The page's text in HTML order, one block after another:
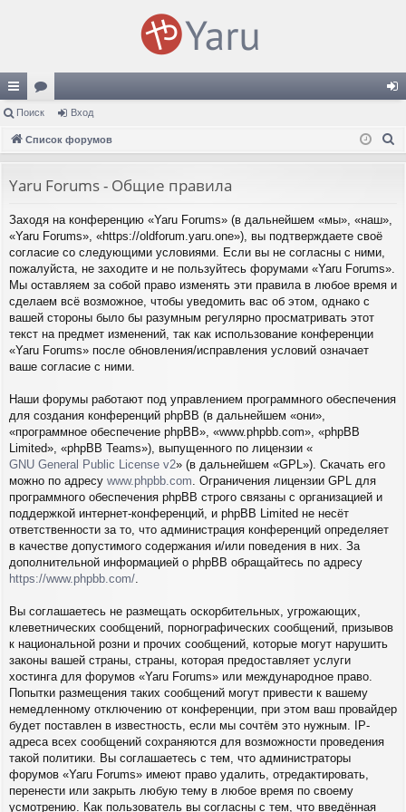
с
ы
и
ор
ум д
Поиск Вход
Список форумов
Yaru Forums - Общие правила
Заходя на конференцию «Yaru Forums» (в дальнейшем «мы», «наш»,
«Yaru Forums», «https://oldforum.yaru.one»), вы подтверждаете своё
согласие со следующими условиями. Если вы не согласны с ними,
пожалуйста, не заходите и не пользуйтесь форумами «Yaru Forums».
Мы оставляем за собой право изменять эти правила в любое время и
сделаем всё возможное, чтобы уведомить вас об этом, однако с
вашей стороны было бы разумным регулярно просматривать этот
текст на предмет изменений, так как использование конференции
«Yaru Forums» после обновления/исправления условий означает
ваше согласие с ними.
Наши форумы работают под управлением программного обеспечения
для создания конференций phpBB (в дальнейшем «они»,
«программное обеспечение phpBB», «www.phpbb.com», «phpBB
Limited», «phpBB Teams»), выпущенного по лицензии «
GNU General Public License v2» (в дальнейшем «GPL»). Скачать его
можно по адресу www.phpbb.com . Ограничения лицензии GPL для
программного обеспечения phpBB строго связаны с организацией и
поддержкой интернет-конференций, и phpBB Limited не несёт
ответственности за то, что администрация конференций определяет
в качестве допустимого содержания и/или поведения в них. За
дополнительной информацией о phpBB обращайтесь по адресу
https://www.phpbb.com/
Вы соглашаетесь не размещать оскорбительных, угрожающих,
клеветнических сообщений, порнографических сообщений, призывов
к национальной розни и прочих сообщений, которые могут нарушить
законы вашей страны, страны, которая предоставляет услуги
хостинга для форумов «Yaru Forums» или международное право.
Попытки размещения таких сообщений могут привести к вашему
немедленному отключению от конференции, при этом ваш провайдер
будет поставлен в известность, если мы сочтём это нужным. IP-
адреса всех сообщений сохраняются для возможности проведения
такой политики. Вы соглашаетесь с тем, что администраторы
форумов «Yaru Forums» имеют право удалить, отредактировать,
перенести или закрыть любую тему в любое время по своему
усмотрению. Как пользователь вы согласны с тем, что введённая